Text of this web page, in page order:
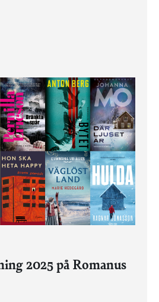
2025 på Romanus